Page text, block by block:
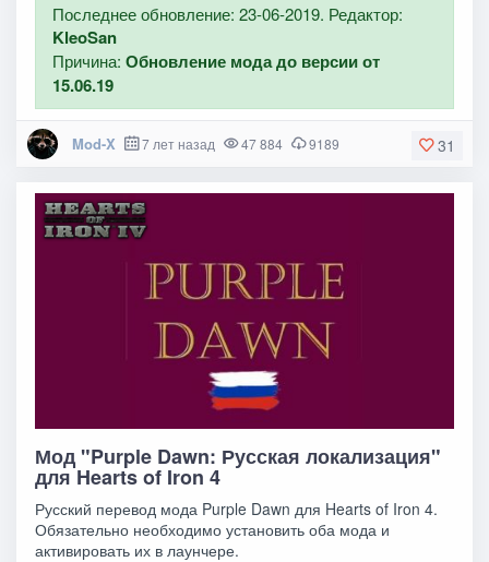
Последнее обновление: 23-06-2019. Редактор:
KleoSan
Причина:Обновление мода до версии от
15.06.19
31
Mod-X 7 лет назад 47 884 9189
Мод "Purple Dawn: Русская локализация"
для Hearts of Iron 4
Русский перевод мода Purple Dawn для Hearts of Iron 4.
Обязательно необходимо установить оба мода и
активировать их в лаунчере.